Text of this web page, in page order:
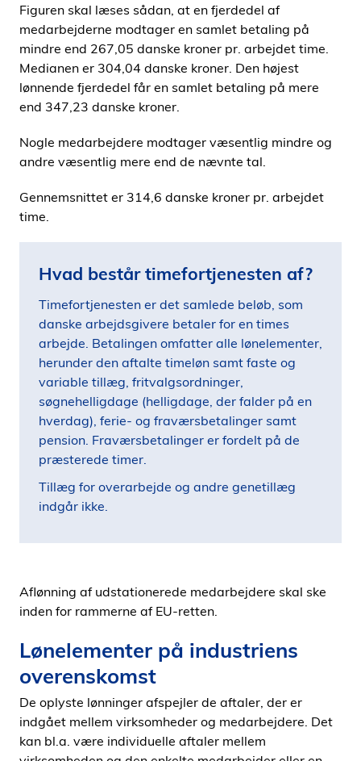
Figuren skal læses sådan, at en fjerdedel af
medarbejderne modtager en samlet betaling på
mindre end 267,05 danske kroner pr. arbejdet time.
Medianen er 304,04 danske kroner. Den højest
lønnende fjerdedel får en samlet betaling på mere
end 347,23 danske kroner.
Nogle medarbejdere modtager væsentlig mindre og
andre væsentlig mere end de nævnte tal.
Gennemsnittet er 314,6 danske kroner pr. arbejdet
time.
Hvad består timefortjenesten af?
Timefortjenesten er det samlede beløb, som
danske arbejdsgivere betaler for en times
arbejde. Betalingen omfatter alle lønelementer,
herunder den aftalte timeløn samt faste og
variable tillæg, fritvalgsordninger,
søgnehelligdage (helligdage, der falder på en
hverdag), ferie- og fraværsbetalinger samt
pension. Fraværsbetalinger er fordelt på de
præsterede timer.
Tillæg for overarbejde og andre genetillæg
indgår ikke.
Aflønning af udstationerede medarbejdere skal ske
inden for rammerne af EU-retten.
Lønelementer på industriens
overenskomst
De oplyste lønninger afspejler de aftaler, der er
indgået mellem virksomheder og medarbejdere. Det
kan bl.a. være individuelle aftaler mellem